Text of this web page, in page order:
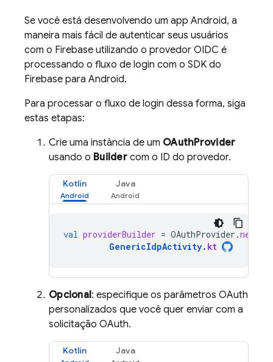
Se você está desenvolvendo um app Android, a
maneira mais fácil de autenticar seus usuários
com o Firebase utilizando o provedor OIDC é
processando o fluxo de login com o SDK do
Firebase para Android.
Para processar o fluxo de login dessa forma, siga
estas etapas:
Crie uma instância de um OAuthProvider
usando o Buildercom o ID do provedor.
Kotlin Java
val providerBuilder = OAuthProvider .
GenericIdpActivity. kt
Opcional: especifique os parâmetros OAuth
personalizados que você quer enviar com a
solicitação OAuth.
Kotlin Java